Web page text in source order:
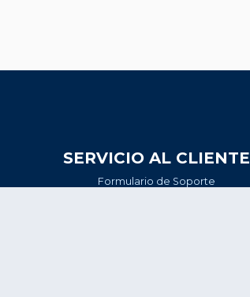
SERVICIO AL CLIENTE
Formulario de Soporte